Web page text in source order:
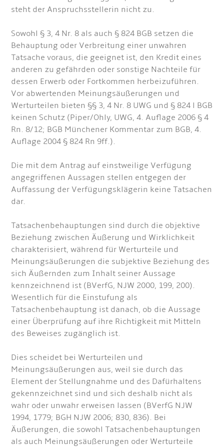
steht der Anspruchsstellerin nicht zu.
Sowohl § 3, 4 Nr. 8 als auch § 824 BGB setzen die
Behauptung oder Verbreitung einer unwahren
Tatsache voraus, die geeignet ist, den Kredit eines
anderen zu gefährden oder sonstige Nachteile für
dessen Erwerb oder Fortkommen herbeizuführen.
Vor abwertenden Meinungsäußerungen und
Werturteilen bieten §§ 3, 4 Nr. 8 UWG und § 824 l BGB
keinen Schutz (Piper/Ohly, UWG, 4. Auflage 2006 § 4
Rn. 8/12; BGB Münchener Kommentar zum BGB, 4.
Auflage 2004 § 824 Rn 9ff.).
Die mit dem Antrag auf einstweilige Verfügung
angegriffenen Aussagen stellen entgegen der
Auffassung der Verfügungsklägerin keine Tatsachen
dar.
Tatsachenbehauptungen sind durch die objektive
Beziehung zwischen Äußerung und Wirklichkeit
charakterisiert, während für Werturteile und
Meinungsäußerungen die subjektive Beziehung des
sich Äußernden zum Inhalt seiner Aussage
kennzeichnend ist (BVerfG, NJW 2000, 199, 200).
Wesentlich für die Einstufung als
Tatsachenbehauptung ist danach, ob die Aussage
einer Überprüfung auf ihre Richtigkeit mit Mitteln
des Beweises zugänglich ist.
Dies scheidet bei Werturteilen und
Meinungsäußerungen aus, weil sie durch das
Element der Stellungnahme und des Dafürhaltens
gekennzeichnet sind und sich deshalb nicht als
wahr oder unwahr erweisen lassen (BVerfG NJW
1994, 1779; BGH NJW 2006; 830, 836). Bei
Äußerungen, die sowohl Tatsachenbehauptungen
als auch Meinungsäußerungen oder Werturteile